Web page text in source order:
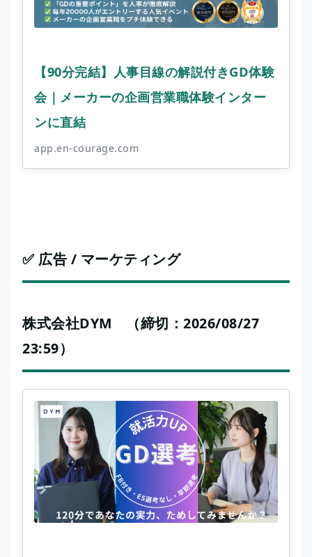
【90分完結】人事目線の解説付きGD体験
会｜メーカーの企画営業職体験インター
ンに直結
app.en-courage.com
✅ 広告 / マーケティング
株式会社DYM （締切：2026/08/27
23:59）